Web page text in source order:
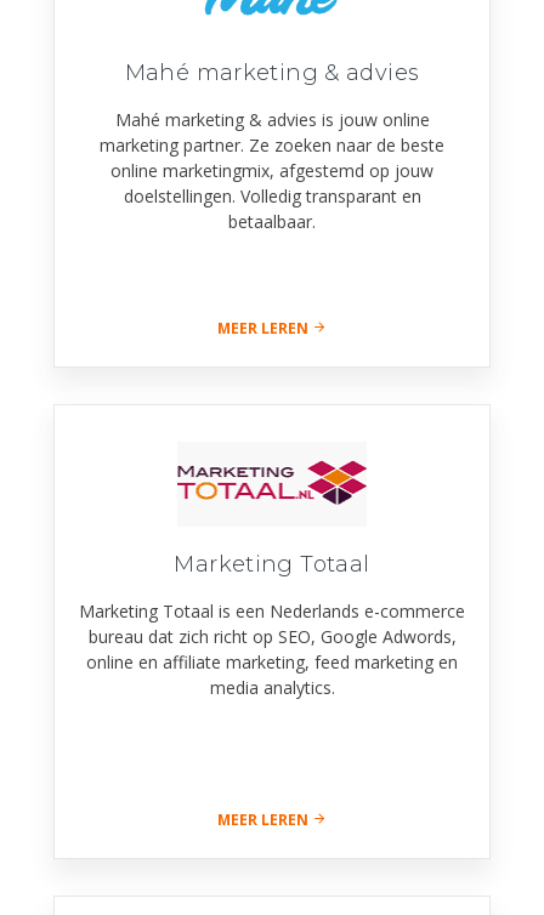
Mahé marketing & advies
Mahé marketing & advies is jouw online
marketing partner. Ze zoeken naar de beste
online marketingmix, afgestemd op jouw
doelstellingen. Volledig transparant en
betaalbaar.
MEER LEREN
Marketing Totaal
Marketing Totaal is een Nederlands e-commerce
bureau dat zich richt op SEO, Google Adwords,
online en affiliate marketing, feed marketing en
media analytics.
MEER LEREN